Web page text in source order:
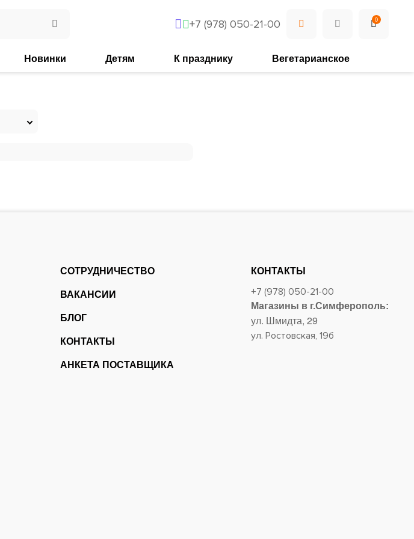
+7 (978) 050-21-00 0
Новинки Детям К празднику Вегетарианское
СОТРУДНИЧЕСТВО
ВАКАНСИИ
БЛОГ
КОНТАКТЫ
АНКЕТА ПОСТАВЩИКА
КОНТАКТЫ
+7 (978) 050-21-00
Магазины в г.Симферополь:
ул. Шмидта, 29
ул. Ростовская, 19б